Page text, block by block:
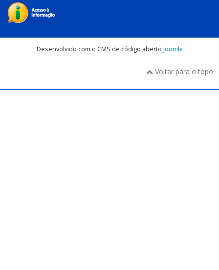
Desenvolvido com o CMS de código aberto Joomla
Voltar para o topo